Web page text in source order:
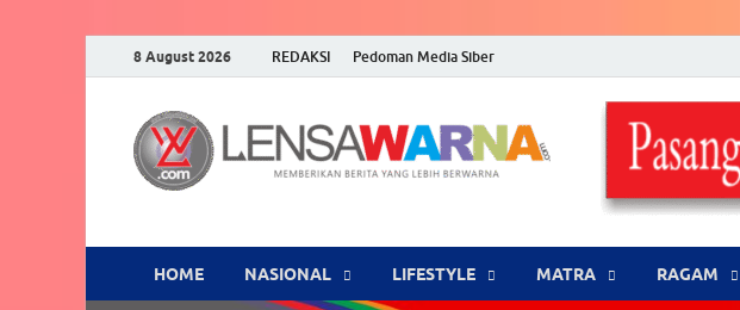
8 August 2026 REDAKSI Pedoman Media Siber
Memberikan Berita
HOME NASIONAL ‎LIFESTYLE MATRA ‎RAGAM